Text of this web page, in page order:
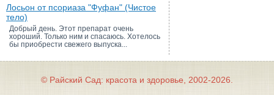
Лосьон от псориаза "Фуфан" (Чистое
тело)
Добрый день. Этот препарат очень
хороший. Только ним и спасаюсь. Хотелось
бы приобрести свежего выпуска...
© Райский Сад: красота и здоровье, 2002-2026.